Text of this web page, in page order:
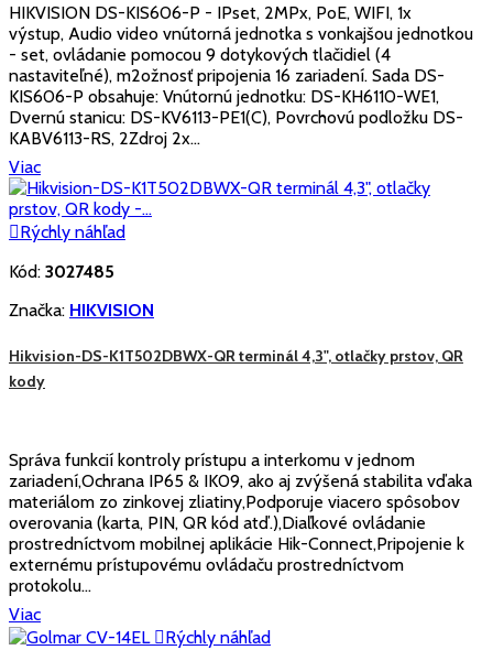
HIKVISION DS-KIS606-P - IPset, 2MPx, PoE, WIFI, 1x
výstup, Audio video vnútorná jednotka s vonkajšou jednotkou
- set, ovládanie pomocou 9 dotykových tlačidiel (4
nastaviteľné), m2ožnosť pripojenia 16 zariadení. Sada DS-
KIS606-P obsahuje: Vnútornú jednotku: DS-KH6110-WE1,
Dvernú stanicu: DS-KV6113-PE1(C), Povrchovú podložku DS-
KABV6113-RS, 2Zdroj 2x...
Viac
Rýchly náhľad
Kód: 3027485
Značka: HIKVISION
Hikvision-DS-K1T502DBWX-QR terminál 4,3", otlačky prstov, QR
kody
Správa funkcií kontroly prístupu a interkomu v jednom
zariadení,Ochrana IP65 & IK09, ako aj zvýšená stabilita vďaka
materiálom zo zinkovej zliatiny,Podporuje viacero spôsobov
overovania (karta, PIN, QR kód atď.),Diaľkové ovládanie
prostredníctvom mobilnej aplikácie Hik-Connect,Pripojenie k
externému prístupovému ovládaču prostredníctvom
protokolu...
Viac
Rýchly náhľad